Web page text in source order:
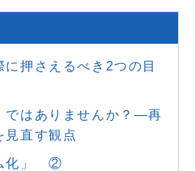
押さえるべき2つの目
ではありませんか？―再
見直す観点
化」 ②